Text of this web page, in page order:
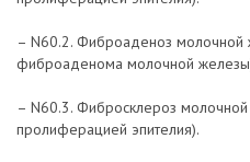
– N60.2. Фиброаденоз молочной
фиброаденома молочной
– N60.3. Фибросклероз молочной
пролиферацией эпителия).